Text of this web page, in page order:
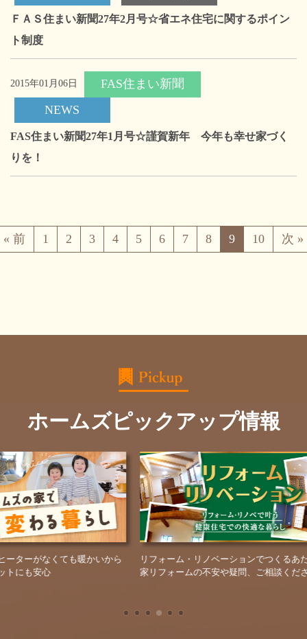
ＦＡＳ住まい新聞27年2月号☆省エネ住宅に関するポイン
ト制度
2015年01月06日
FAS住まい新聞
NEWS
FAS住まい新聞27年1月号☆謹賀新年 今年も幸せ家づく
りを！
« 前 1 2 3 4 5 6 7 8 9 10 次 »
ホームズピックアップ情報
暖かいから
リフォーム・リノベーションでつくるあたたかい
家リフォームの不安や疑問、ご相談ください
鳥取